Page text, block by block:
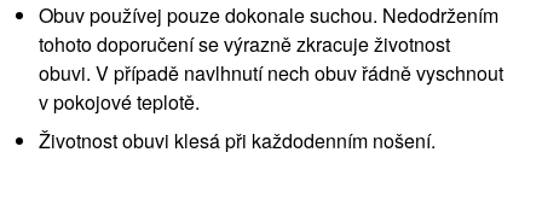
Obuv používej pouze dokonale suchou. Nedodržením
tohoto doporučení se výrazně zkracuje životnost
obuvi. V případě navlhnutí nech obuv řádně vyschnout
v pokojové teplotě.
Životnost obuvi klesá při každodenním nošení.